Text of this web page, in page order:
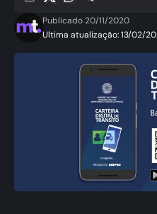
Ultima atualização: 13/02/
Publicado 20/11/2020